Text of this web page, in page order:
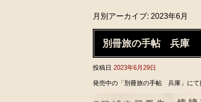
月別アーカイブ: 2023年6月
別冊旅の手帖 兵庫
投稿日 2023年6月29日
発売中の「別冊旅の手帖 兵庫」にて